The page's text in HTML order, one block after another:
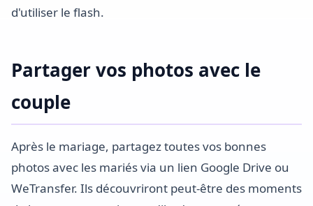
d'utiliser le flash.
Partager vos photos avec le
couple
Après le mariage, partagez toutes vos bonnes
photos avec les mariés via un lien Google Drive ou
WeTransfer. Ils découvriront peut-être des moments